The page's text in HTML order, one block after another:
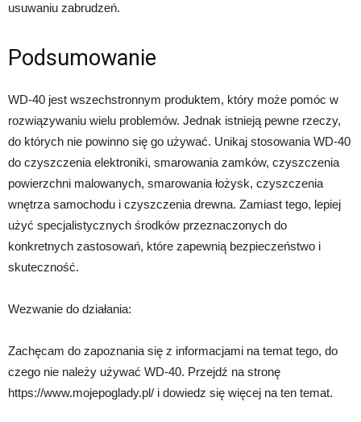
usuwaniu zabrudzeń.
Podsumowanie
WD-40 jest wszechstronnym produktem, który może pomóc w
rozwiązywaniu wielu problemów. Jednak istnieją pewne rzeczy,
do których nie powinno się go używać. Unikaj stosowania WD-40
do czyszczenia elektroniki, smarowania zamków, czyszczenia
powierzchni malowanych, smarowania łożysk, czyszczenia
wnętrza samochodu i czyszczenia drewna. Zamiast tego, lepiej
użyć specjalistycznych środków przeznaczonych do
konkretnych zastosowań, które zapewnią bezpieczeństwo i
skuteczność.
Wezwanie do działania:
Zachęcam do zapoznania się z informacjami na temat tego, do
czego nie należy używać WD-40. Przejdź na stronę
https://www.mojepoglady.pl/ i dowiedz się więcej na ten temat.